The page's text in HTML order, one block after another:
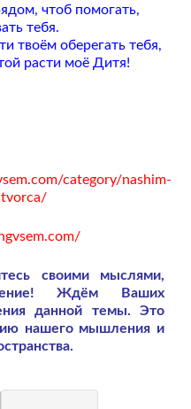
чтоб помогать,
тебя.
твоём оберегать тебя,
расти моё Дитя!
category/nashim-
tvorca/
своими мыслями,
Ждём Ваших
данной темы. Это
нашего мышления и